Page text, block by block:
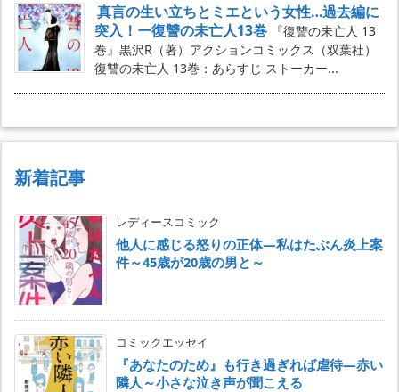
真言の生い立ちとミエという女性…過去編に
突入！ー復讐の未亡人13巻
『復讐の未亡人 13
巻』黒沢R（著）アクションコミックス（双葉社）
復讐の未亡人 13巻：あらすじ ストーカー...
新着記事
レディースコミック
他人に感じる怒りの正体―私はたぶん炎上案
件～45歳が20歳の男と～
コミックエッセイ
『あなたのため』も行き過ぎれば虐待―赤い
隣人～小さな泣き声が聞こえる